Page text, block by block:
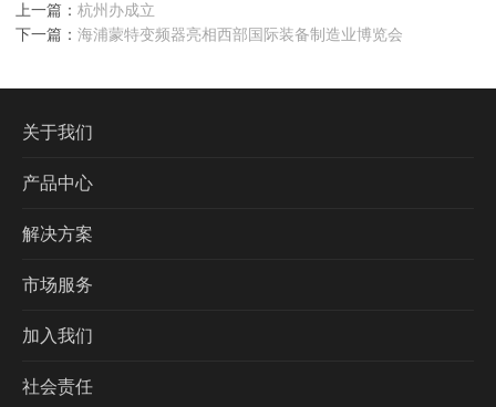
上一篇： 杭州办成立
下一篇： 海浦蒙特变频器亮相西部国际装备制造业博览会
关于我们
产品中心
解决方案
市场服务
加入我们
社会责任